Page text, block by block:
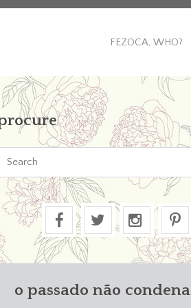
FEZOCA, WHO?
o passado não condena